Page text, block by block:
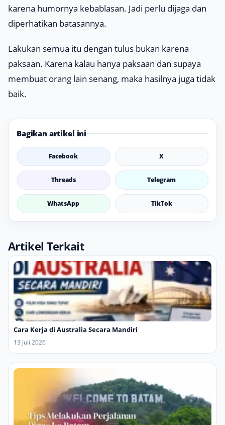
karena humornya kebablasan. Jadi perlu dijaga dan
diperhatikan batasannya.
Lakukan semua itu dengan tulus bukan karena
paksaan. Karena kalau hanya paksaan dan supaya
membuat orang lain senang, maka hasilnya juga tidak
baik.
Bagikan artikel ini
Facebook X
Threads Telegram
WhatsApp TikTok
Artikel Terkait
Cara Kerja di Australia Secara Mandiri
13 Juli 2026